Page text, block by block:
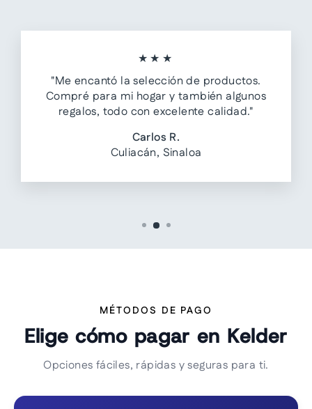
★★★
"Me encantó la selección de productos.
Compré para mi hogar y también algunos
regalos, todo con excelente calidad."
Carlos R.
Culiacán, Sinaloa
MÉTODOS DE PAGO
Elige cómo pagar en Kelder
Opciones fáciles, rápidas y seguras para ti.